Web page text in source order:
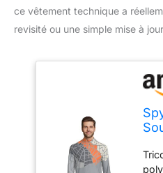
ce vêtement technique a
revisité ou une simple mise à
col